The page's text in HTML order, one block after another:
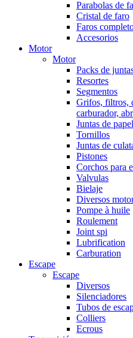
Parabolas de
Cristal de faro
Faros
Accesorios
Motor
Motor
Packs de
Resortes
Segmentos
Grifos, filtros,
carburador,
Juntas de papel
Tornillos
Juntas de
Pistones
Corchos para
Valvulas
Bielaje
Diversos
Pompe à huile
Roulement
Joint spi
Lubrification
Carburation
Escape
Escape
Diversos
Silenciadores
Tubos de
Colliers
Ecrous